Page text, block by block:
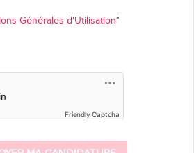
Générales d'Utilisation*
Friendly Captcha